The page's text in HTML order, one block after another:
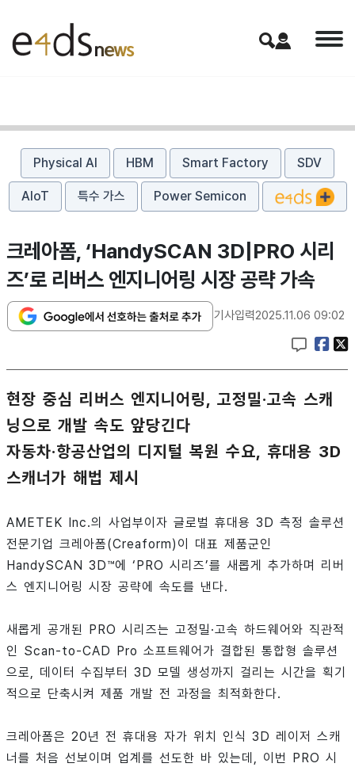
Physical AI HBM Smart Factory SDV
AIoT 특수 가스 Power Semicon
크레아폼, ‘HandySCAN 3D|PRO 시리
즈’로 리버스 엔지니어링 시장 공략 가속
기사입력2025.11.06 09:02
현장 중심 리버스 엔지니어링, 고정밀·고속 스캐
닝으로 개발 속도 앞당긴다
자동차·항공산업의 디지털 복원 수요, 휴대용 3D
스캐너가 해법 제시
AMETEK Inc.의 사업부이자 글로벌 휴대용 3D 측정 솔루션
전문기업 크레아폼(Creaform)이 대표 제품군인
HandySCAN 3D™에 ‘PRO 시리즈’를 새롭게 추가하며 리버
스 엔지니어링 시장 공략에 속도를 낸다.
새롭게 공개된 PRO 시리즈는 고정밀·고속 하드웨어와 직관적
인 Scan-to-CAD Pro 소프트웨어가 결합된 통합형 솔루션
으로, 데이터 수집부터 3D 모델 생성까지 걸리는 시간을 획기
적으로 단축시켜 제품 개발 전 과정을 최적화한다.
크레아폼은 20년 전 휴대용 자가 위치 인식 3D 레이저 스캐
너를 처음 선보이며 업계를 선도한 바 있는데, 이번 PRO 시